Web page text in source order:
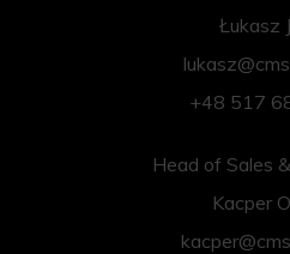
Łukasz
+48 517
Head of Sales
Kacper